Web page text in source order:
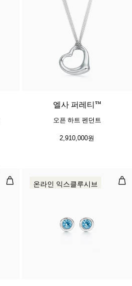
엘사 퍼레티™
오픈 하트 펜던트
2,910,000원
다이아몬드 바이 더 야드™ 싱글 다
컬
온라인 익스클루시브